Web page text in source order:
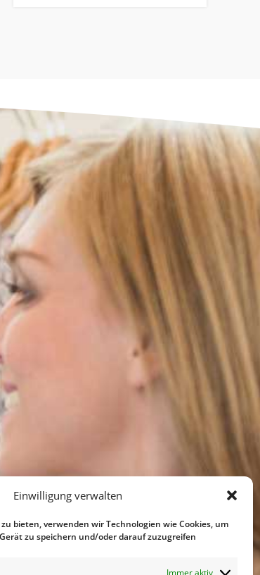
Einwilligung verwalten
bieten, verwenden wir Technologien wie Cookies, um
zu speichern und/oder darauf zuzugreifen
Immer aktiv